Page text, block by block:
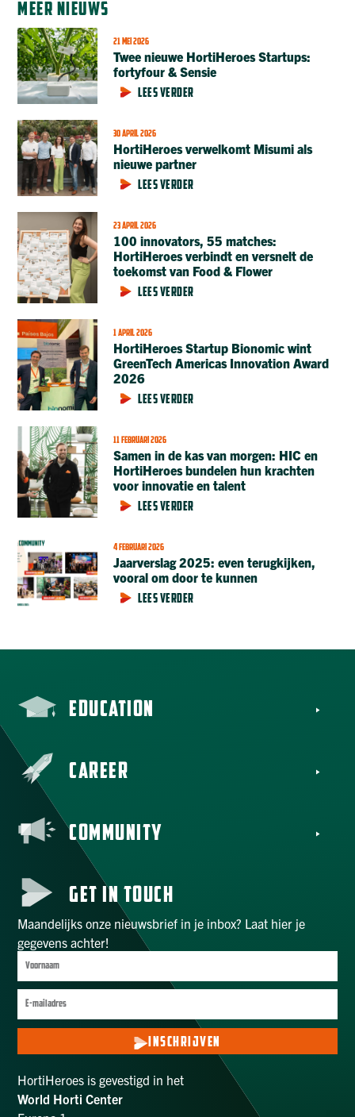
MEER NIEUWS
21 MEI 2026
Twee nieuwe HortiHeroes Startups:
fortyfour & Sensie
LEES VERDER
30 APRIL 2026
HortiHeroes verwelkomt Misumi als
nieuwe partner
LEES VERDER
23 APRIL 2026
100 innovators, 55 matches:
HortiHeroes verbindt en versnelt de
toekomst van Food & Flower
LEES VERDER
1 APRIL 2026
HortiHeroes Startup Bionomic wint
GreenTech Americas Innovation Award
2026
LEES VERDER
11 FEBRUARI 2026
Samen in de kas van morgen: HIC en
HortiHeroes bundelen hun krachten
voor innovatie en talent
LEES VERDER
4 FEBRUARI 2026
Jaarverslag 2025: even terugkijken,
vooral om door te kunnen
LEES VERDER
EDUCATION
CAREER
COMMUNITY
GET IN TOUCH
Maandelijks onze nieuwsbrief in je inbox? Laat hier je
gegevens achter!
INSCHRIJVEN
HortiHeroes is gevestigd in het
World Horti Center